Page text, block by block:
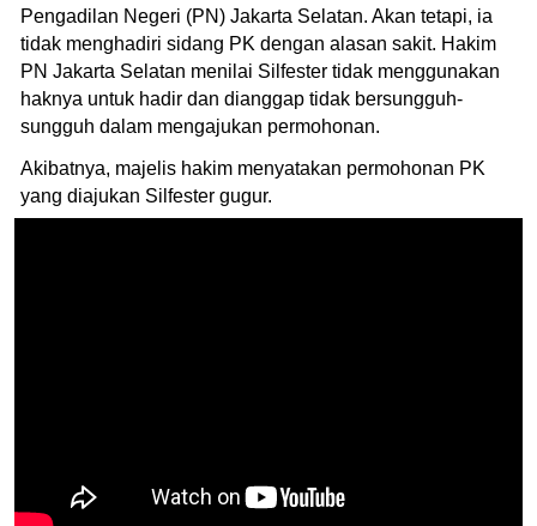
Pengadilan Negeri (PN) Jakarta Selatan. Akan tetapi, ia
tidak menghadiri sidang PK dengan alasan sakit. Hakim
PN Jakarta Selatan menilai Silfester tidak menggunakan
haknya untuk hadir dan dianggap tidak bersungguh-
sungguh dalam mengajukan permohonan.
Akibatnya, majelis hakim menyatakan permohonan PK
yang diajukan Silfester gugur.